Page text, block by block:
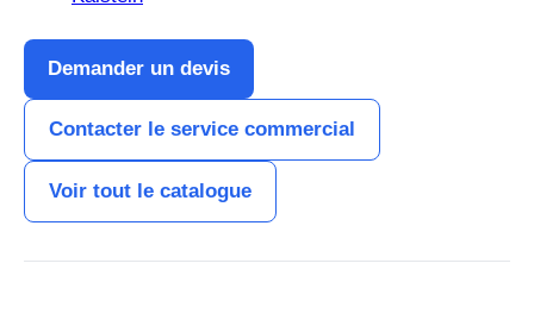
Demander un devis
Contacter le service commercial
Voir tout le catalogue